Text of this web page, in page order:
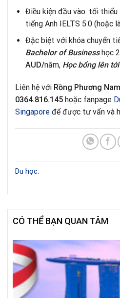
Điều kiện đầu vào: tối
tiếng Anh IELTS 5.0 (hoặc
Đặc biệt với khóa chuyển
Bachelor of Businesshọc
AUD/năm, Học bổng lên tới
Liên hệ với Rồng Phương Nam
0364.816.145 hoặc fanpage
Singapore để được tư vấn và
Du học
CÓ THỂ BẠN QUAN TÂM